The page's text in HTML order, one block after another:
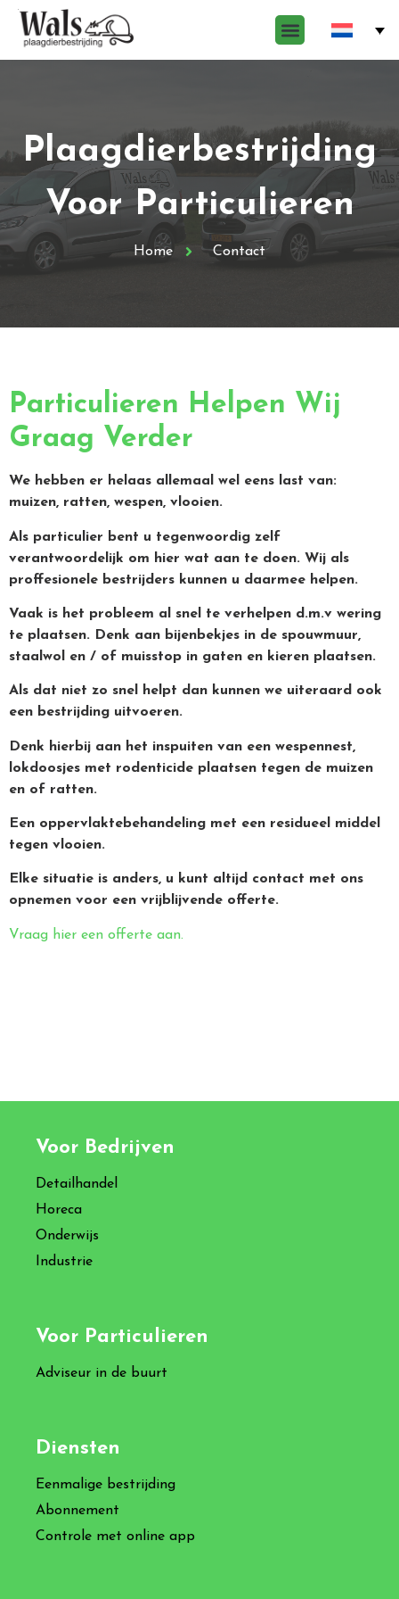
Plaagdierbestrijding
Voor Particulieren
Home Contact
Particulieren Helpen Wij
Graag Verder
We hebben er helaas allemaal wel eens last van:
muizen, ratten, wespen, vlooien.
Als particulier bent u tegenwoordig zelf
verantwoordelijk om hier wat aan te doen. Wij als
proffesionele bestrijders kunnen u daarmee helpen.
Vaak is het probleem al snel te verhelpen d.m.v wering
te plaatsen. Denk aan bijenbekjes in de spouwmuur,
staalwol en / of muisstop in gaten en kieren plaatsen.
Als dat niet zo snel helpt dan kunnen we uiteraard ook
een bestrijding uitvoeren.
Denk hierbij aan het inspuiten van een wespennest,
lokdoosjes met rodenticide plaatsen tegen de muizen
en of ratten.
Een oppervlaktebehandeling met een residueel middel
tegen vlooien.
Elke situatie is anders, u kunt altijd contact met ons
opnemen voor een vrijblijvende offerte.
Vraag hier een offerte aan.
Voor Bedrijven
Detailhandel
Horeca
Onderwijs
Industrie
Voor Particulieren
Adviseur in de buurt
Diensten
Eenmalige bestrijding
Abonnement
Controle met online app